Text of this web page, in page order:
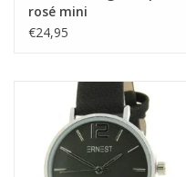
rosé mini
€24,95